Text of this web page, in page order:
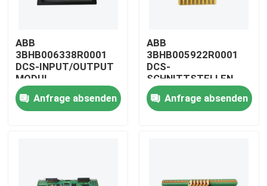
ABB
3BHB006338R0001
DCS-INPUT/OUTPUT
MODUL
Anfrage absenden
ABB
3BHB005922R0001
DCS-
SCHNITTSTELLEN-
BRETT
Anfrage absenden